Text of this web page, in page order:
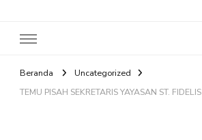
Beranda
Uncategorized
TEMU PISAH SEKRETARIS YAYASAN ST. FIDELIS